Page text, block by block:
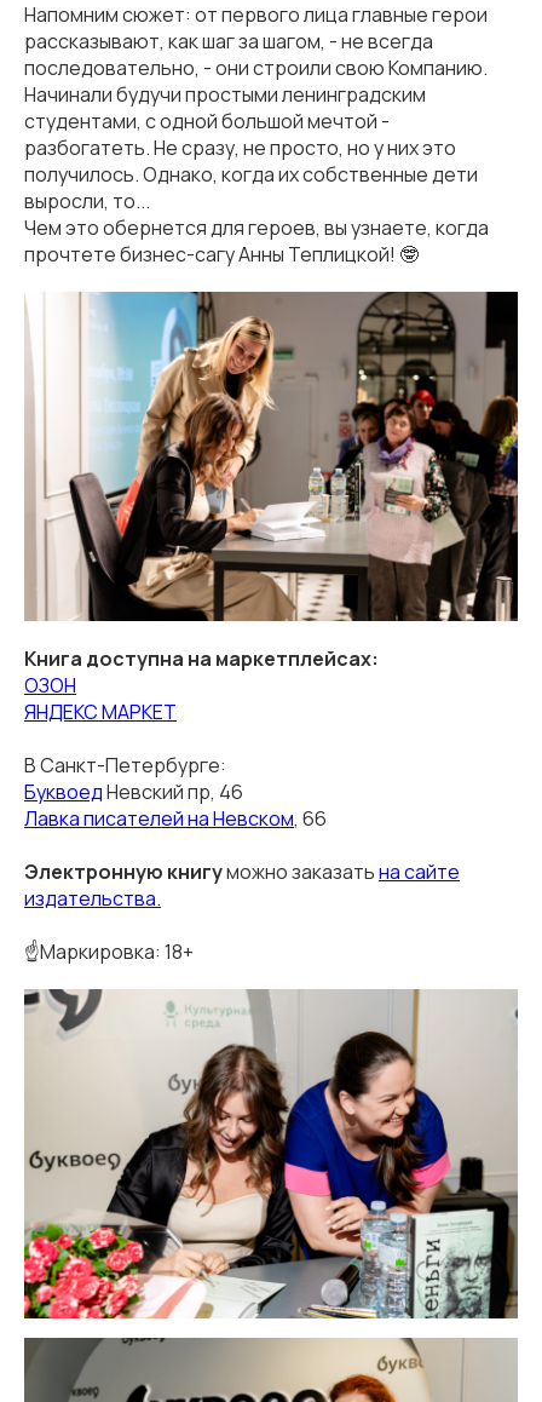
Напомним сюжет: от первого лица главные герои
рассказывают, как шаг за шагом, - не всегда
последовательно, - они строили свою Компанию.
Начинали будучи простыми ленинградским
студентами, с одной большой мечтой -
разбогатеть. Не сразу, не просто, но у них это
получилось. Однако, когда их собственные дети
выросли, то...
Чем это обернется для героев, вы узнаете, когда
прочтете бизнес-сагу Анны Теплицкой! 🤓
Книга доступна на маркетплейсах:
ОЗОН
ЯНДЕКС МАРКЕТ
В Санкт-Петербурге:
БуквоедНевский пр, 46
Лавка писателей на Невском, 66
Электронную книгуможно заказатьна сайте
издательства.
☝️Маркировка: 18+